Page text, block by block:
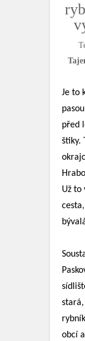
Je to
před
štiky.
Už to
stará,
obcí